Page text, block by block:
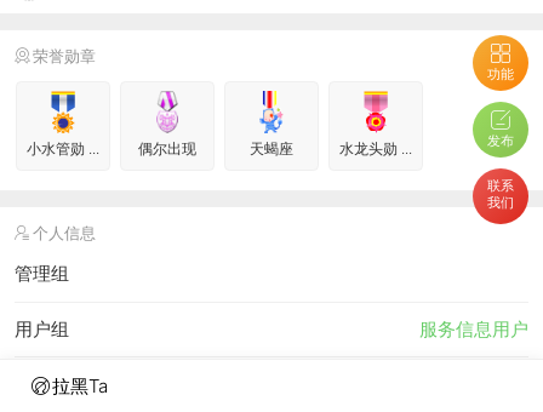
拉黑Ta
功能
发布
联系
我们
荣誉勋章
小水管勋 ... 偶尔出现 天蝎座 水龙头勋 ...
个人信息
管理组
用户组 服务信息用户
真实姓名